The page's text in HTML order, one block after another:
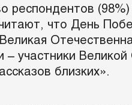
респондентов
что День
участники
близких».